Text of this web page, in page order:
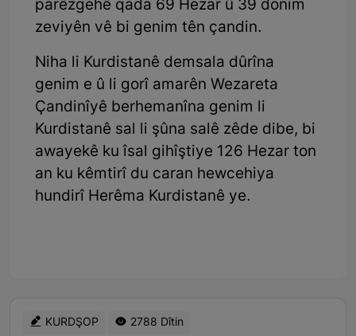
parêzgehê qada 69 Hezar û 39 donim
zeviyên vê bi genim tên çandin.
Niha li Kurdistanê demsala dûrîna
genim e û li gorî amarên Wezareta
Çandinîyê berhemanîna genim li
Kurdistanê sal li şûna salê zêde dibe, bi
awayekê ku îsal gihîştiye 126 Hezar ton
an ku kêmtirî du caran hewcehiya
hundirî Herêma Kurdistanê ye.
KURDŞOP 2788 Dîtin